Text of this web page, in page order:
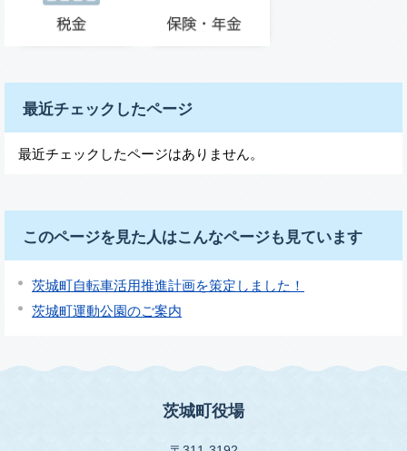
最近チェックしたページ
最近チェックしたページはありません。
このページを見た人はこんなページも見ています
茨城町自転車活用推進計画を策定しました！
茨城町運動公園のご案内
茨城町役場